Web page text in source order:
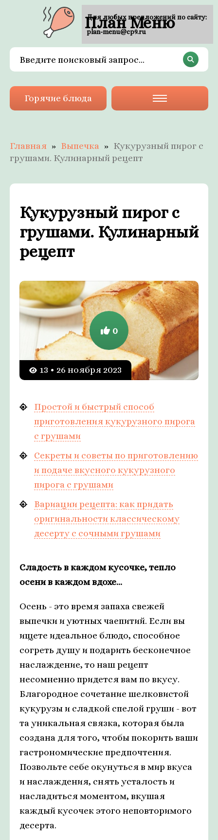
План Меню
Горячие блюда
Главная Выпечка
Кукурузный пирог с
грушами. Кулинарный рецепт
Кукурузный пирог с
грушами. Кулинарный
рецепт
13 • 26 ноября 2023
0
Простой и быстрый способ
приготовления кукурузного пирога
с грушами
Секреты и советы по приготовлению
и подаче вкусного кукурузного
пирога с грушами
Вариации рецепта: как придать
оригинальности классическому
десерту с сочными грушами
Сладость в каждом кусочке, тепло
осени в каждом вдохе...
Осень - это время запаха свежей
выпечки и уютных чаепитий. Если вы
ищете идеальное блюдо, способное
согреть душу и подарить бесконечное
наслаждение, то наш рецепт
несомненно придется вам по вкусу.
Благородное сочетание шелковистой
кукурузы и сладкой спелой груши - вот
та уникальная связка, которая была
создана для того, чтобы покорить ваши
гастрономические предпочтения.
Позвольте себе окунуться в мир вкуса
и наслаждения, снять усталость и
насладиться моментом, вкушая
каждый кусочек этого неповторимого
десерта.
Для любых предложений по сайту:
plan-menu@cp9.ru